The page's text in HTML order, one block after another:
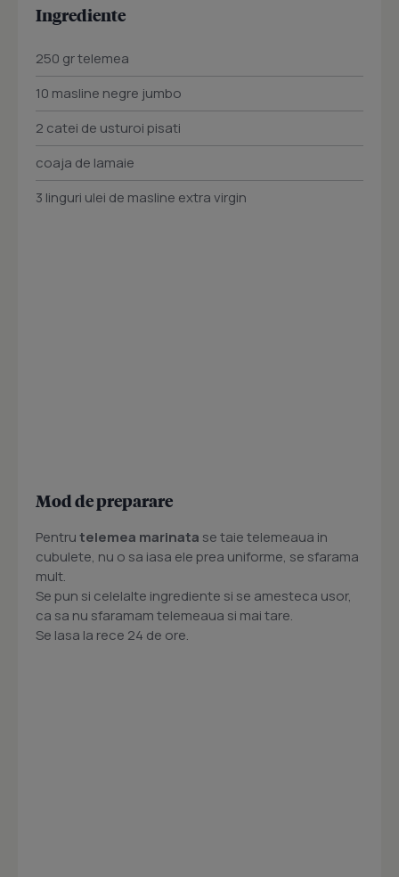
Ingrediente
250 gr telemea
10 masline negre jumbo
2 catei de usturoi pisati
coaja de lamaie
3 linguri ulei de masline extra virgin
Mod de preparare
Pentrutelemea marinata se taie telemeaua in
cubulete, nu o sa iasa ele prea uniforme, se sfarama
mult.
Se pun si celelalte ingrediente si se amesteca usor,
ca sa nu sfaramam telemeaua si mai tare.
Se lasa la rece 24 de ore.